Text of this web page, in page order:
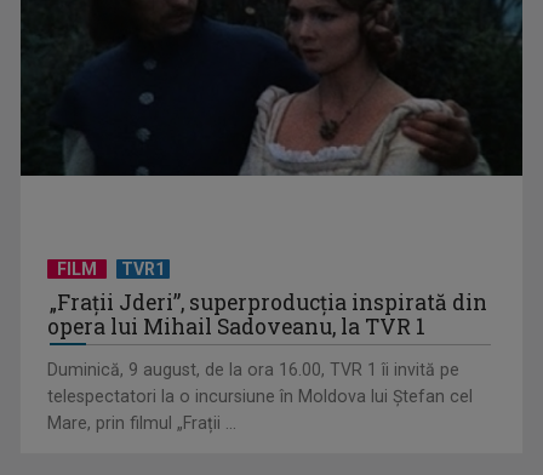
Horoscopul zilei de 20 iulie
FILM TVR1
„Frații Jderi”, superproducția inspirată din
opera lui Mihail Sadoveanu, la TVR 1
Duminică, 9 august, de la ora 16.00, TVR 1 îi invită pe
telespectatori la o incursiune în Moldova lui Ștefan cel
Mare, prin filmul „Frații ...